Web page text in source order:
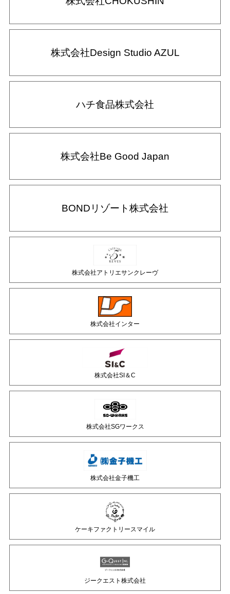
株式会社Design Studio AZUL
ハチ食品株式会社
株式会社Be Good Japan
BONDリゾート株式会社
株式会社アトリエサンクレーヴ
株式会社インター
株式会社SI＆C
株式会社SGワークス
株式会社金子機工
ケーキファクトリースマイル
ジークエスト株式会社